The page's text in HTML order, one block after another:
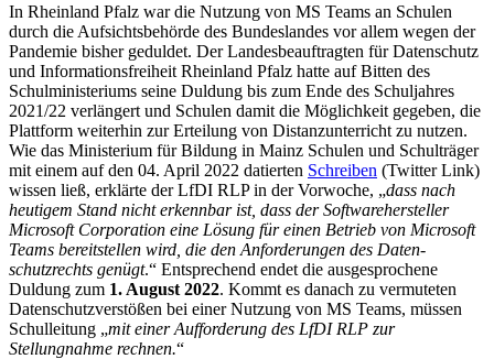
In Rheinland Pfalz war die Nutzung von MS Teams an Schulen
durch die Aufsichtsbehörde des Bundeslandes vor allem wegen der
Pandemie bisher geduldet. Der Landesbeauftragten für Datenschutz
und Informationsfreiheit Rheinland Pfalz hatte auf Bitten des
Schulministeriums seine Duldung bis zum Ende des Schuljahres
2021/22 verlängert und Schulen damit die Möglichkeit gegeben, die
Plattform weiterhin zur Erteilung von Distanzunterricht zu nutzen.
Wie das Ministerium für Bildung in Mainz Schulen und Schulträger
mit einem auf den 04. April 2022 datierten Schreiben (Twitter Link)
wissen ließ, erklärte der LfDI RLP in der Vorwoche, „dass nach
heutigem Stand nicht erkennbar ist, dass der Softwarehersteller
Microsoft Corporation eine Lösung für einen Betrieb von Microsoft
Teams bereitstellen wird, die den Anforderungen des Daten­
schutzrechts genügt.“ Entsprechend endet die ausgesprochene
Duldung zum 1. August 2022. Kommt es danach zu vermuteten
Datenschutzverstößen bei einer Nutzung von MS Teams, müssen
Schulleitung „mit einer Aufforderung des LfDI RLP zur
Stellungnahme rechnen.“